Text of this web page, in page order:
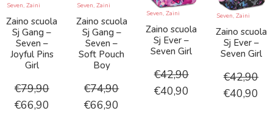
Seven, Zaini
Zaino scuola
Sj Gang –
Seven –
Joyful Pins
Girl
€79,90
€66,90
Seven, Zaini
Zaino scuola
Sj Gang –
Seven –
Soft Pouch
Boy
€74,90
€66,90
Seven, Zaini
Zaino scuola
Sj Ever –
Seven Girl
€42,90
€40,90
Seven, Zaini
Zaino scuola
Sj Ever –
Seven Girl
€42,90
€40,90